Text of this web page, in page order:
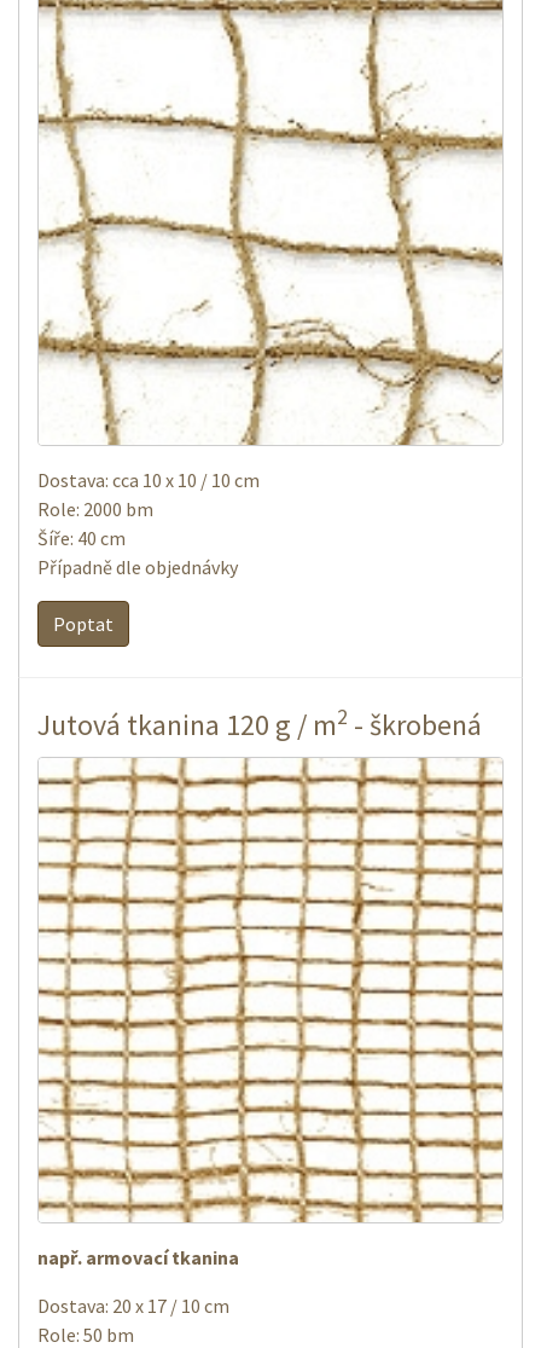
Dostava: cca 10 x 10 / 10 cm
Role: 2000 bm
Šíře: 40 cm
Případně dle objednávky
Poptat
Jutová tkanina 120 g / m2 - škrobená
např. armovací tkanina
Dostava: 20 x 17 / 10 cm
Role: 50 bm